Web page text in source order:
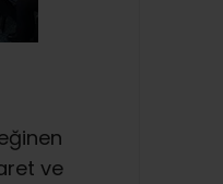
ve